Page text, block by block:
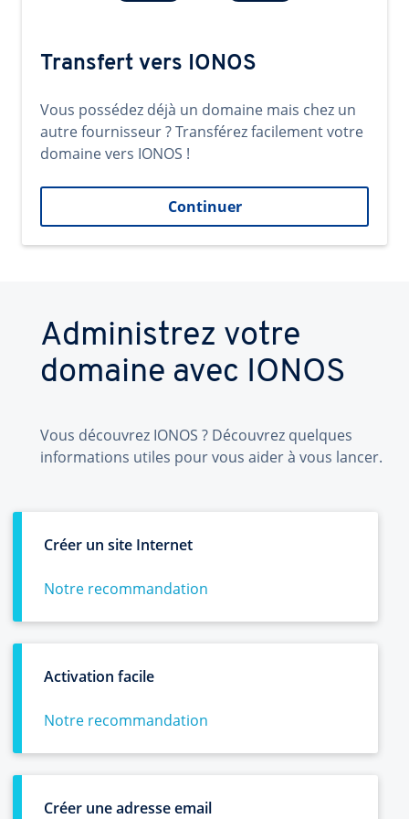
Transfert vers IONOS
Vous possédez déjà un domaine mais chez un
autre fournisseur ? Transférez facilement votre
domaine vers IONOS !
Continuer
Administrez votre
domaine avec IONOS
Vous découvrez IONOS ? Découvrez quelques
informations utiles pour vous aider à vous lancer.
Créer un site Internet
Notre recommandation
Activation facile
Notre recommandation
Créer une adresse email